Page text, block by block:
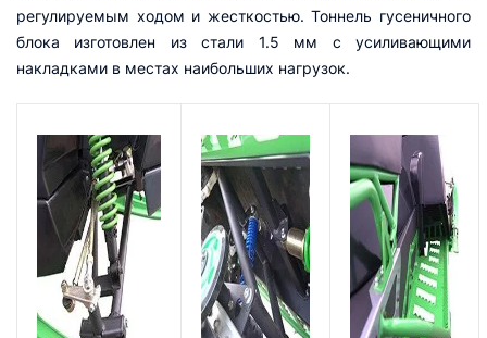
регулируемым ходом и жесткостью. Тоннель гусеничного
блока изготовлен из стали 1.5 мм с усиливающими
накладками в местах наибольших нагрузок.